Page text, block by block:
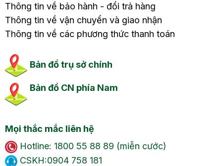
Thông tin về bảo hành - đổi trả hàng
Thông tin về vận chuyển và giao nhận
Thông tin về các phương thức thanh toán
Bản đồ trụ sở chính
Bản đồ CN phía Nam
Mọi thắc mắc liên hệ
Hotline: 1800 55 88 89 (miễn cước)
CSKH:0904 758 181